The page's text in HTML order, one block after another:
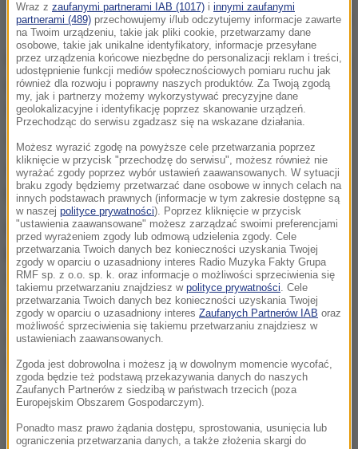
Zdjęcie ilustracyjne
Do tragicznego wypadku doszło w sobotnie południe,
gdy rodzice z 13-miesięczną córką robili zakupy w
sklepie budowlanym w Garbsen koło Hanoweru.
"Ratownicy, którzy szybko przybyli na miejsce
zdarzenia,próbowali reanimować dziecko"-
podkreśla "Bild".
Dziewczynkazostała następnie
przetransportowana śmigłowcem do kliniki,gdzie
wkrótce zmarła.
"Pogotowie udzieliło też pomocy rodzicom i klientom
sklepu, którzy byli świadkami tego tragicznego
zdarzenia" - dodaje "Bild".
Dalsza część artykułu pod materiałem video:
Wraz z zaufanymi partnerami IAB (1017) i innymi zaufanymi
partnerami (489) przechowujemy i/lub odczytujemy informacje zawarte
na Twoim urządzeniu, takie jak pliki cookie, przetwarzamy dane
osobowe, takie jak unikalne identyfikatory, informacje przesyłane
przez urządzenia końcowe niezbędne do personalizacji reklam i treści,
udostępnienie funkcji mediów społecznościowych pomiaru ruchu jak
również dla rozwoju i poprawny naszych produktów. Za Twoją zgodą
my, jak i partnerzy możemy wykorzystywać precyzyjne dane
geolokalizacyjne i identyfikację poprzez skanowanie urządzeń.
Przechodząc do serwisu zgadzasz się na wskazane działania.
Możesz wyrazić zgodę na powyższe cele przetwarzania poprzez
kliknięcie w przycisk "przechodzę do serwisu", możesz również nie
wyrażać zgody poprzez wybór ustawień zaawansowanych. W sytuacji
braku zgody będziemy przetwarzać dane osobowe w innych celach na
innych podstawach prawnych (informacje w tym zakresie dostępne są
w naszej polityce prywatności). Poprzez kliknięcie w przycisk
"ustawienia zaawansowane" możesz zarządzać swoimi preferencjami
przed wyrażeniem zgody lub odmową udzielenia zgody. Cele
przetwarzania Twoich danych bez konieczności uzyskania Twojej
zgody w oparciu o uzasadniony interes Radio Muzyka Fakty Grupa
RMF sp. z o.o. sp. k. oraz informacje o możliwości sprzeciwienia się
takiemu przetwarzaniu znajdziesz w polityce prywatności . Cele
przetwarzania Twoich danych bez konieczności uzyskania Twojej
zgody w oparciu o uzasadniony interes Zaufanych Partnerów IAB oraz
możliwość sprzeciwienia się takiemu przetwarzaniu znajdziesz w
ustawieniach zaawansowanych.
Zgoda jest dobrowolna i możesz ją w dowolnym momencie wycofać,
zgoda będzie też podstawą przekazywania danych do naszych
Zaufanych Partnerów z siedzibą w państwach trzecich (poza
Europejskim Obszarem Gospodarczym).
Ponadto masz prawo żądania dostępu, sprostowania, usunięcia lub
ograniczenia przetwarzania danych, a także złożenia skargi do